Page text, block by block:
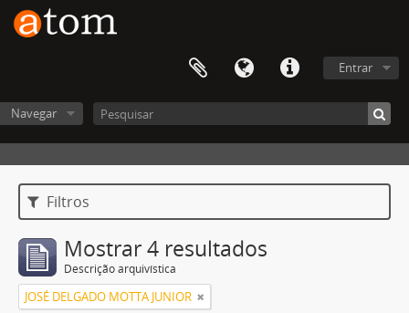
Entrar
Navegar
Filtros
Mostrar 4 resultados
Descrição arquivística
JOSÉ DELGADO MOTTA JUNIOR